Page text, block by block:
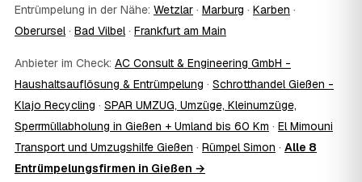
09 Muss ich bei der Entrümpelung anwesend sein?
Nicht zwingend. Viele Kunden in Gießen sind nur zur
Ablauf — etwa die Schlüsselübergabe — stimmen Sie
direkt mit dem Entrümpler ab.
10 Was ist im Festpreis enthalten?
Der Festpreis deckt in der Regel das komplette
Ausräumen, Tragen und Verladen, den Transport sowie die
fachgerechte Entsorgung ab — auf Wunsch inklusive
besenreiner Übergabe. Es gibt keine versteckten
Entrümpelung in der Nähe: Wetzlar · Marburg · Karben ·
Oberursel· Bad Vilbel· Frankfurt am Main
Anbieter im Check: AC Consult & Engineering GmbH -
Haushaltsauflösung & Entrümpelung · Schrotthandel Gießen -
Klajo Recycling · SPAR UMZUG, Umzüge, Kleinumzüge,
Sperrmüllabholung in Gießen + Umland bis 60 Km · El Mimouni
Transport und Umzugshilfe Gießen · Rümpel Simon · Alle 8
Entrümpelungsfirmen in Gießen →